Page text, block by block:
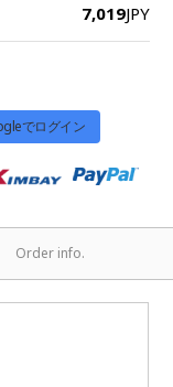
7,019JPY
でログイン
Order info.